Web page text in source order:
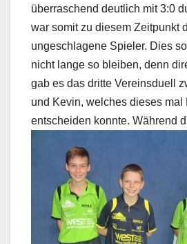
überraschend deutlich mit 3:0
war somit zu diesem Zeitpunkt
ungeschlagene Spieler. Dies
nicht lange so bleiben, denn
gab es das dritte Vereinsduell
und Kevin, welches dieses mal
entscheiden konnte. Während